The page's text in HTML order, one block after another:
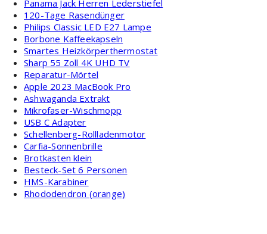
Panama Jack Herren Lederstiefel
120-Tage Rasendünger
Philips Classic LED E27 Lampe
Borbone Kaffeekapseln
Smartes Heizkörperthermostat
Sharp 55 Zoll 4K UHD TV
Reparatur-Mörtel
Apple 2023 MacBook Pro
Ashwaganda Extrakt
Mikrofaser-Wischmopp
USB C Adapter
Schellenberg-Rollladenmotor
Carfia-Sonnenbrille
Brotkasten klein
Besteck-Set 6 Personen
HMS-Karabiner
Rhododendron (orange)